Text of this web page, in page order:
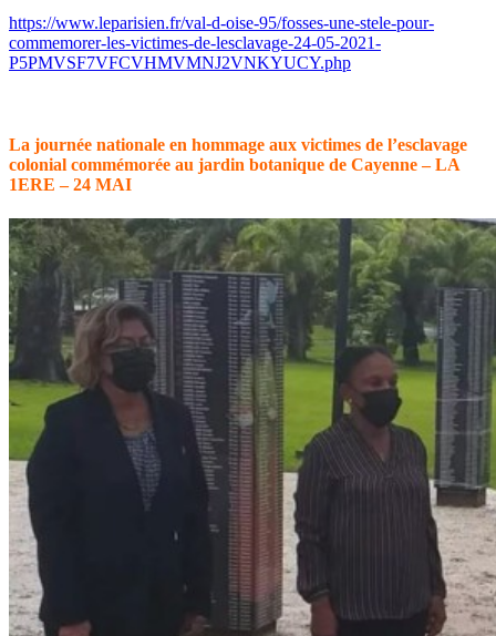
https://www.leparisien.fr/val-d-oise-95/fosses-une-stele-pour-
commemorer-les-victimes-de-lesclavage-24-05-2021-
P5PMVSF7VFCVHMVMNJ2VNKYUCY.php
La journée nationale en hommage aux victimes de l’esclavage
colonial commémorée au jardin botanique de Cayenne – LA
1ERE – 24 MAI